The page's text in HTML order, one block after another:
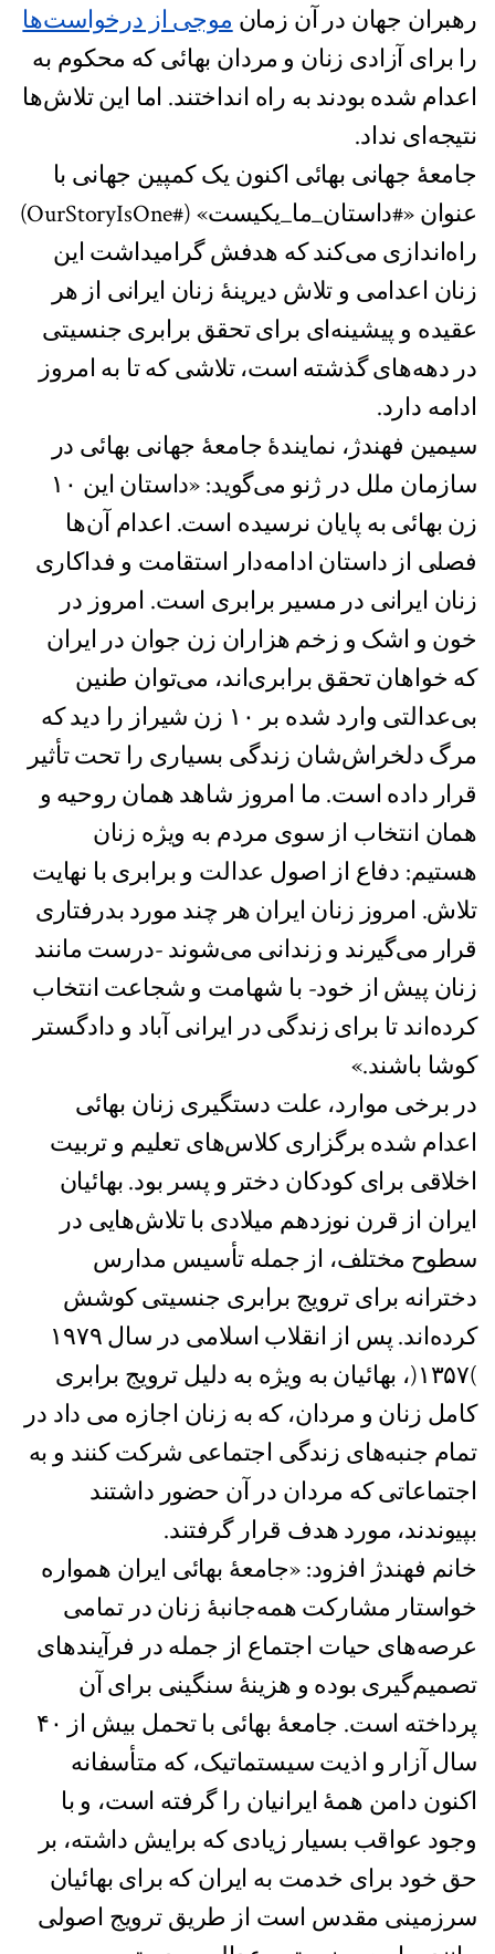
رهبران جهان در آن زمان موجی از درخواست‌ها
را برای آزادی زنان و مردان بهائی که محکوم به
اعدام شده بودند به راه انداختند. اما این تلاش‌‌ها
نتیجه‌ای نداد.
جامعهٔ جهانی بهائی اکنون یک کمپین جهانی با
عنوان «#داستان_ما_یکیست» (#OurStoryIsOne)
راه‌اندازی می‌کند که هدفش گرامیداشت این
زنان اعدامی و تلاش دیرینۀ زنان ایرانی از هر
عقیده و پیشینه‌ای برای تحقق برابری جنسیتی
در دهه‌های گذشته است، تلاشی که تا به امروز
ادامه دارد.
سیمین فهندژ، نمایندهٔ جامعهٔ جهانی بهائی در
سازمان ملل در ژنو می‌گوید: «داستان این ۱۰
زن بهائی به پایان نرسیده است. اعدام‌ آن‌ها
فصلی از داستان ادامه‌دار استقامت و فداکاری
زنان ایرانی در مسیر برابری است. امروز در
خون و اشک و زخم هزاران زن جوان در ایران
که خواهان تحقق برابری‌اند، می‌توان طنین
بی‌عدالتی‌ وارد شده بر ١٠ زن شیراز را دید که
مرگ دلخراش‌شان زندگی بسیاری را تحت تأثیر
قرار داده است. ما امروز شاهد همان روحیه و
همان انتخاب از سوی مردم به ویژه زنان
هستیم: دفاع از اصول عدالت و برابری با نهایت
تلاش. امروز زنان ایران هر چند مورد بدرفتاری
قرار می‌گیرند و زندانی می‌شوند -درست مانند
زنان پیش از خود- با شهامت و شجاعت انتخاب
کرده‌اند تا برای زندگی در ایرانی آباد و دادگستر
کوشا باشند.»
در برخی موارد، علت دستگیری زنان بهائی
اعدام شده برگزاری کلاس‌های تعلیم و تربیت
اخلاقی برای کودکان دختر و پسر بود. بهائیان
ایران از قرن نوزدهم میلادی با تلاش‌هایی در
سطوح مختلف، از جمله تأسیس مدارس
دخترانه برای ترویج برابری جنسیتی کوشش
کرده‌اند. پس از انقلاب اسلامی در سال ۱۹۷۹
)١٣۵٧(، بهائیان به ویژه به دلیل ترویج برابری
کامل زنان و مردان، که به زنان اجازه می داد در
تمام جنبه‌های زندگی اجتماعی شرکت کنند و به
اجتماعاتی که مردان در آن حضور داشتند
بپیوندند، مورد هدف قرار گرفتند.
خانم فهندژ افزود: «جامعهٔ بهائی ایران همواره
خواستار مشارکت همه‌جانبهٔ زنان در تمامی
عرصه‌های حیات اجتماع از جمله در فرآیندهای
تصمیم‌گیری بوده و هزینهٔ سنگینی برای آن
پرداخته است. جامعهٔ بهائی با تحمل بیش از ۴۰
سال آزار و اذیت سیستماتیک، که متأسفانه
اکنون دامن همۀ ایرانیان را گرفته است، و با
وجود عواقب بسیار زیادی که برایش داشته، بر
حق خود برای خدمت به ایران که برای بهائیان
سرزمینی مقدس است از طریق ترویج اصولی